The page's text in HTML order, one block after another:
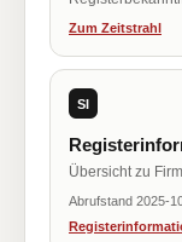
Zum Zeitstrahl
SI
Übersicht zu
Abrufstand 2025-